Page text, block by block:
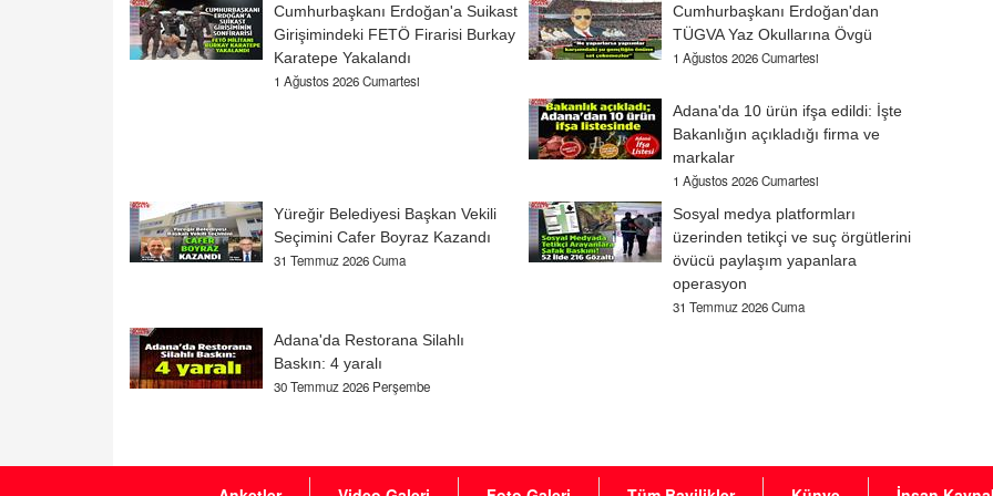
Cumhurbaşkanı Erdoğan'a Suikast
Girişimindeki FETÖ Firarisi Burkay
Karatepe Yakalandı
1 Ağustos 2026 Cumartesi
Cumhurbaşkanı Erdoğan'dan
TÜGVA Yaz Okullarına Övgü
1 Ağustos 2026 Cumartesi
Adana'da 10 ürün ifşa edildi: İşte
Bakanlığın açıkladığı firma ve
markalar
1 Ağustos 2026 Cumartesi
Yüreğir Belediyesi Başkan Vekili
Seçimini Cafer Boyraz Kazandı
31 Temmuz 2026 Cuma
Sosyal medya platformları
üzerinden tetikçi ve suç örgütlerini
övücü paylaşım yapanlara
operasyon
31 Temmuz 2026 Cuma
Adana'da Restorana Silahlı
Baskın: 4 yaralı
30 Temmuz 2026 Perşembe